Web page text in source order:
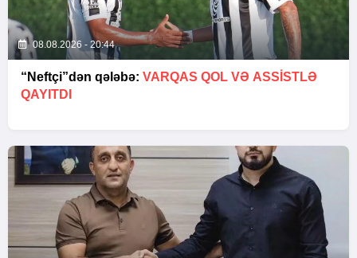
08.08.2026 - 20:44
“Neftçi”dən qələbə: VARQAS QOL VƏ ASSİSTLƏ
QAYITDI